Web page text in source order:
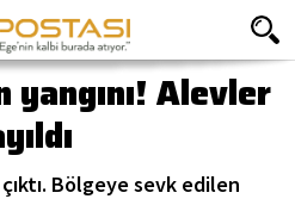
Alevler
Bölgeye sevk edilen